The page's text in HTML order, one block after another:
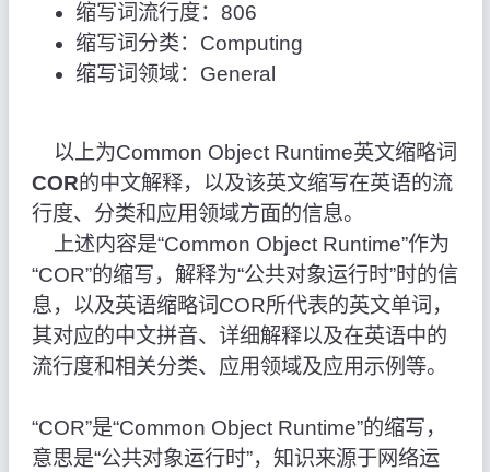
缩写词流行度：806
缩写词分类：Computing
缩写词领域：General
以上为Common Object Runtime英文缩略词
COR的中文解释，以及该英文缩写在英语的流
行度、分类和应用领域方面的信息。
上述内容是“Common Object Runtime”作为
“COR”的缩写，解释为“公共对象运行时”时的信
息，以及英语缩略词COR所代表的英文单词，
其对应的中文拼音、详细解释以及在英语中的
流行度和相关分类、应用领域及应用示例等。
“COR”是“Common Object Runtime”的缩写，
意思是“公共对象运行时”，知识来源于网络运